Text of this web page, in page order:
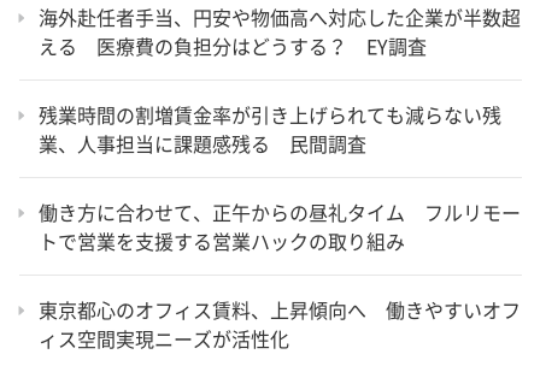
海外赴任者手当、円安や物価高へ対応した企業が半数超
える 医療費の負担分はどうする？ EY調査
残業時間の割増賃金率が引き上げられても減らない残
業、人事担当に課題感残る 民間調査
働き方に合わせて、正午からの昼礼タイム フルリモー
トで営業を支援する営業ハックの取り組み
東京都心のオフィス賃料、上昇傾向へ 働きやすいオフ
ィス空間実現ニーズが活性化